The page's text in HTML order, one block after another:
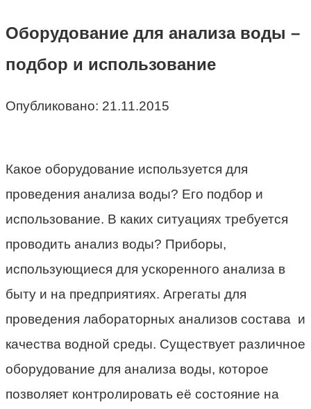
Оборудование для анализа воды –
подбор и использование
Опубликовано: 21.11.2015
Какое оборудование используется для
проведения анализа воды? Его подбор и
использование. В каких ситуациях требуется
проводить анализ воды? Приборы,
использующиеся для ускоренного анализа в
быту и на предприятиях. Агрегаты для
проведения лабораторных анализов состава и
качества водной среды. Существует различное
оборудование для анализа воды, которое
позволяет контролировать её состояние на